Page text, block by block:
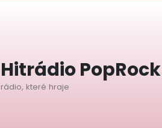
Hitrádio PopRock
rádio, které hraje